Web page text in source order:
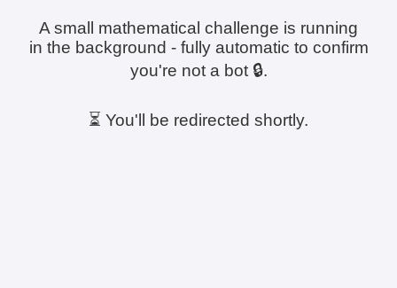
A small mathematical challenge is running
in the background - fully automatic to confirm
you're not a bot 🔒.
⏳ You'll be redirected shortly.